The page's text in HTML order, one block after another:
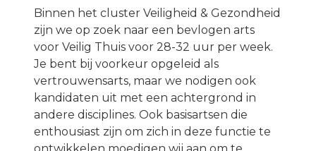
Melding maken
Binnen het cluster Veiligheid & Gezondheid
zijn we op zoek naar een bevlogen arts
voor Veilig Thuis voor 28-32 uur per week.
Je bent bij voorkeur opgeleid als
vertrouwensarts, maar we nodigen ook
kandidaten uit met een achtergrond in
andere disciplines. Ook basisartsen die
enthousiast zijn om zich in deze functie te